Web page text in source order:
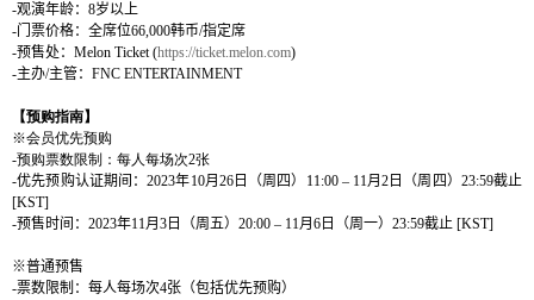
-观演年龄： 8岁以上
-门票价格：全席位66,000韩币/指定席
-预售处： Melon Ticket (https://ticket.melon.com)
-主办/主管： FNC ENTERTAINMENT
【预购指南】
※会员优先预购
-预购票数限制：每人每场次2张
-优先预购认证期间 ：2023年10月 26日（周四） 11:00 –11月 2 日（周四） 23:59截止
[KST]
-预售时间 ： 2023年11月 3 日（周五） 20:00 – 11月 6 日（周一） 23:59截止 [KST]
※普通预售
-票数限制：每人每场次4张 （包括优先预购）